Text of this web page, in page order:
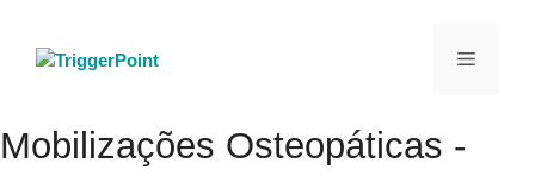
Menu
Mobilizações Osteopáticas -